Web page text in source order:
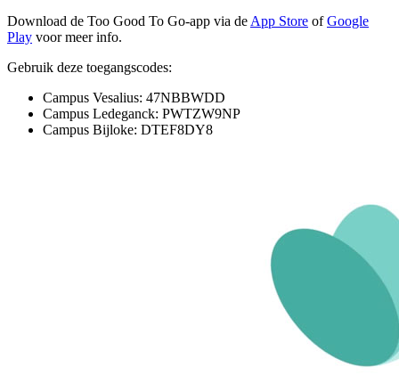
Download de Too Good To Go-app via de App Store ofGoogle
Play voor meer info.
Gebruik deze toegangscodes:
Campus Vesalius: 47NBBWDD
Campus Ledeganck: PWTZW9NP
Campus Bijloke: DTEF8DY8